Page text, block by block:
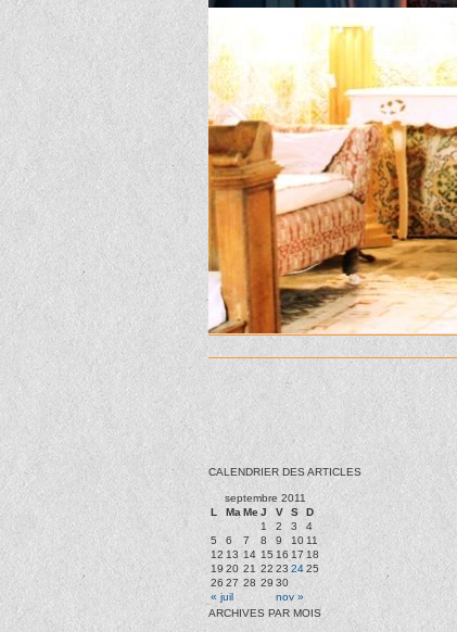
CALENDRIER DES ARTICLES
septembre 2011
L
Ma MeJ V S D
« juil nov »
1 2 3
4
5
6 7 8 9 10 11
12 13 14 15 16 17 18
1920 21 22 23 2425
26 27 28 29 30
ARCHIVES PAR MOIS